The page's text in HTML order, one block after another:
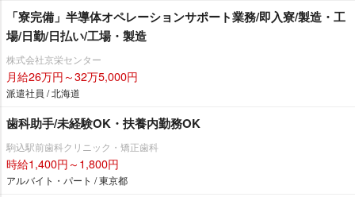
「寮完備」半導体オペレーションサポート業務/即入寮/製造・工
場/日勤/日払い/工場・製造
株式会社京栄センター
月給26万円～32万5,000円
派遣社員 / 北海道
歯科助手/未経験OK・扶養内勤務OK
駒込駅前歯科クリニック・矯正歯科
時給1,400円～1,800円
アルバイト・パート / 東京都